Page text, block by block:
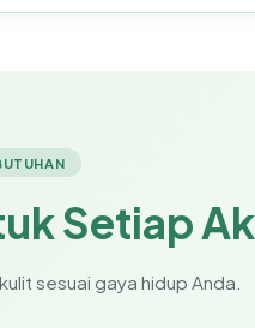
Setiap
sesuai gaya hidup Anda.